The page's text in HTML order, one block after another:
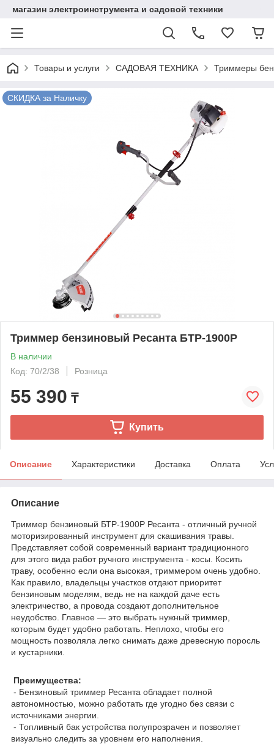
магазин электроинструмента и садовой техники
Товары и услуги САДОВАЯ ТЕХНИКА Триммеры
СКИДКА за Наличку
Триммер бензиновый Ресанта БТР-1900Р
В наличии
Код: 70/2/38
Розница
55 390 ₸
Купить
Описание Характеристики Доставка Оплата
Описание
Триммер бензиновый БТР-1900Р Ресанта - отличный ручной
моторизированный инструмент для скашивания травы.
Представляет собой современный вариант традиционного
для этого вида работ ручного инструмента - косы. Косить
траву, особенно если она высокая, триммером очень удобно.
Как правило, владельцы участков отдают приоритет
бензиновым моделям, ведь не на каждой даче есть
электричество, а провода создают дополнительное
неудобство. Главное — это выбрать нужный триммер,
которым будет удобно работать. Неплохо, чтобы его
мощность позволяла легко снимать даже древесную поросль
и кустарники.
Преимущества:
- Бензиновый триммер Ресанта обладает полной
автономностью, можно работать где угодно без связи с
источниками энергии.
- Топливный бак устройства полупрозрачен и позволяет
визуально следить за уровнем его наполнения.